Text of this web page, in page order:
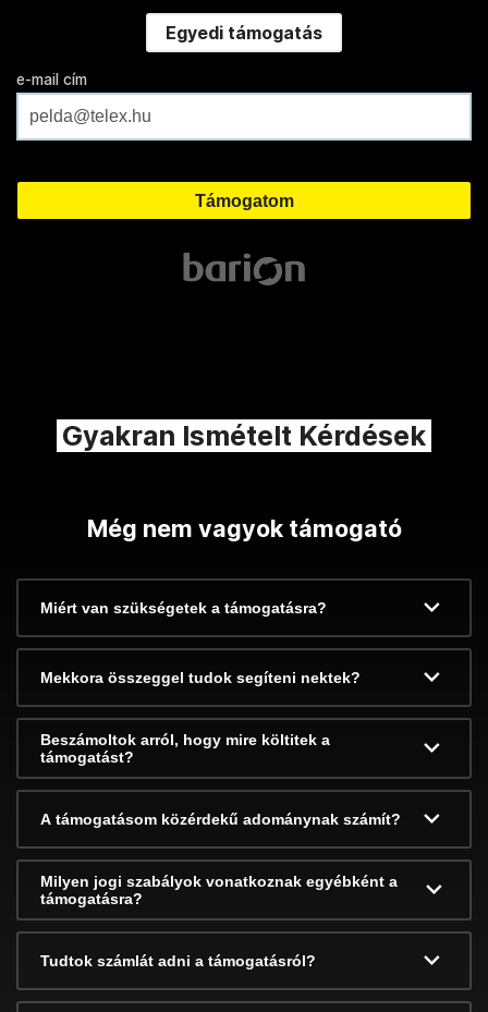
Egyedi támogatás
e-mail cím
Gyakran Ismételt Kérdések
Még nem vagyok támogató
Miért van szükségetek a támogatásra?
Mekkora összeggel tudok segíteni nektek?
Beszámoltok arról, hogy mire költitek a
támogatást?
A támogatásom közérdekű adománynak számít?
Milyen jogi szabályok vonatkoznak egyébként a
támogatásra?
Tudtok számlát adni a támogatásról?